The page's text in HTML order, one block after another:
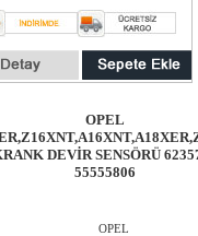
OPEL
DEVİR SENSÖRÜ
55555806